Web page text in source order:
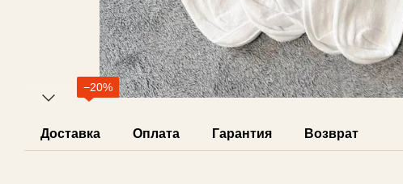
−20%
Доставка Оплата Гарантия Возврат